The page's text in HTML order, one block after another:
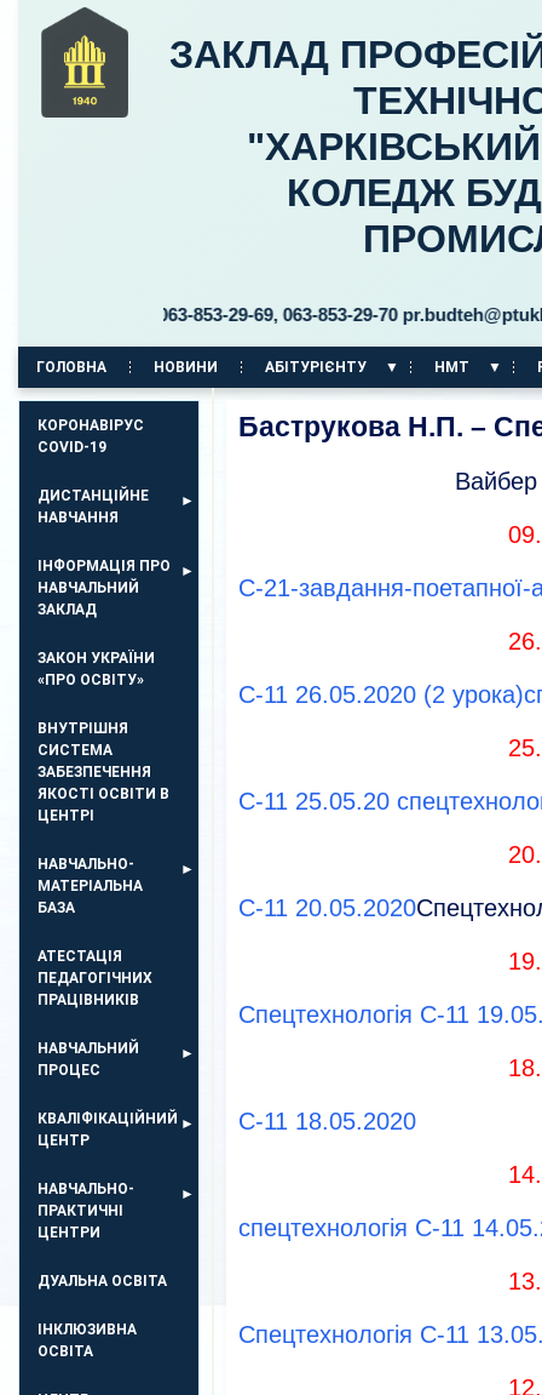
ЗАКЛАД
КОЛЕДЖ
тел. 063-853-29-69, 063-853-29-70 pr.budteh@ptukh.org.ua
ГОЛОВНА НОВИНИ АБІТУРІЄНТУ НМТ
КОРОНАВІРУС
COVID-19
ДИСТАНЦІЙНЕ
НАВЧАННЯ
ІНФОРМАЦІЯ ПРО
НАВЧАЛЬНИЙ
ЗАКЛАД
ЗАКОН УКРАЇНИ
«ПРО ОСВІТУ»
ВНУТРІШНЯ
СИСТЕМА
ЗАБЕЗПЕЧЕННЯ
ЯКОСТІ ОСВІТИ В
ЦЕНТРІ
НАВЧАЛЬНО-
МАТЕРІАЛЬНА
БАЗА
АТЕСТАЦІЯ
ПЕДАГОГІЧНИХ
ПРАЦІВНИКІВ
НАВЧАЛЬНИЙ
ПРОЦЕС
КВАЛІФІКАЦІЙНИЙ
ЦЕНТР
НАВЧАЛЬНО-
ПРАКТИЧНІ
ЦЕНТРИ
ДУАЛЬНА ОСВІТА
ІНКЛЮЗИВНА
ОСВІТА
Баструкова Н.П. –
С-21-завдання-поетапної-
С-11 26.05.2020 (2
С-11 25.05.20
С-11 20.05.2020
Спецтехнологія С-11
С-11 18.05.2020
спецтехнологія С-11
Спецтехнологія С-11